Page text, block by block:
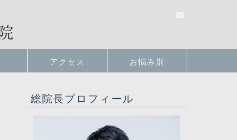
アクセス お悩み別
総院長プロフィール